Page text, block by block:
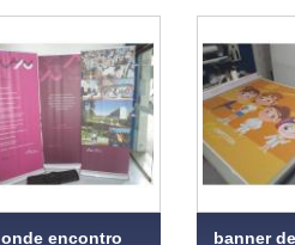
onde encontro
banner